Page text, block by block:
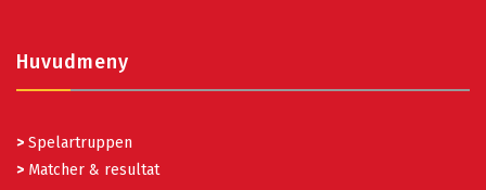
Huvudmeny
> Spelartruppen
> Matcher & resultat